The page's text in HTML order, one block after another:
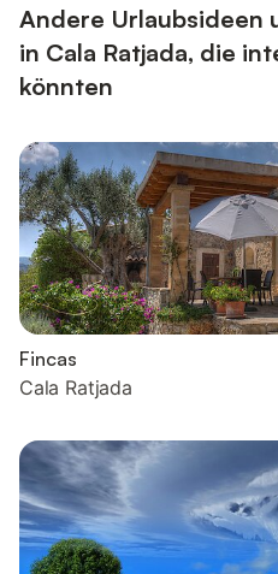
Andere Urlaubsideen
in Cala Ratjada, die
könnten
Fincas
Cala Ratjada